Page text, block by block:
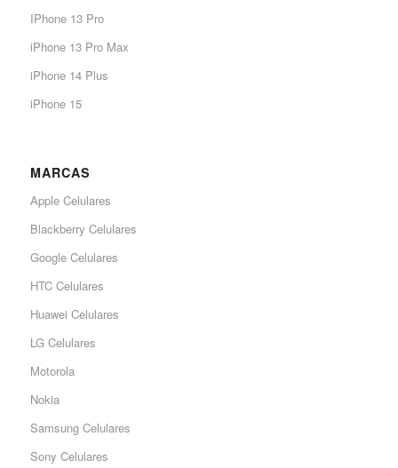
IPhone 13 Pro
iPhone 13 Pro Max
iPhone 14 Plus
iPhone 15
MARCAS
Apple Celulares
Blackberry Celulares
Google Celulares
HTC Celulares
Huawei Celulares
LG Celulares
Motorola
Nokia
Samsung Celulares
Sony Celulares